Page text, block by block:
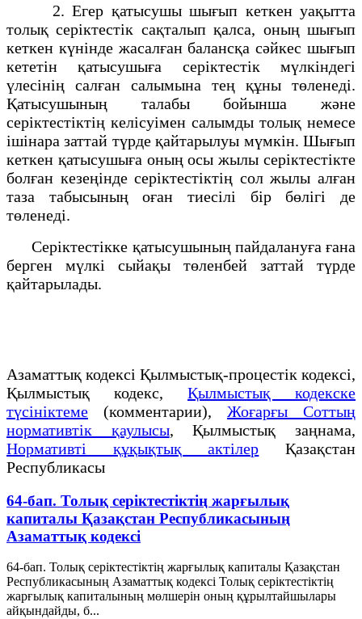
2. Егер қатысушы шығып кеткен уақытта
толық серiктестiк сақталып қалса, оның шығып
кеткен күнiнде жасалған балансқа сәйкес шығып
кететiн қатысушыға серiктестiк мүлкiндегi
үлесiнiң салған салымына тең құны төленедi.
Қатысушының талабы бойынша және
серiктестiктiң келiсуiмен салымды толық немесе
iшiнара заттай түрде қайтарылуы мүмкiн. Шығып
кеткен қатысушыға оның осы жылы серiктестiкте
болған кезеңiнде серiктестiктiң сол жылы алған
таза табысының оған тиесiлi бiр бөлiгi де
төленедi.
Серiктестiкке қатысушының пайдалануға ғана
берген мүлкi сыйақы төленбей заттай түрде
қайтарылады.
Азаматтық кодексi Қылмыстық-процестік кодексi,
Қылмыстық кодекс, Қылмыстық кодекске
түсініктеме (комментарии), Жоғарғы Соттың
нормативтік қаулысы, Қылмыстық заңнама,
Нормативті құқықтық актілер Қазақстан
Республикасы
64-бап. Толық серiктестiктiң жарғылық
капиталы Қазақстан Республикасының
Азаматтық кодексi
64-бап. Толық серiктестiктiң жарғылық капиталы Қазақстан
Республикасының Азаматтық кодексi Толық серiктестiктiң
жарғылық капиталының мөлшерiн оның құрылтайшылары
айқындайды, б...